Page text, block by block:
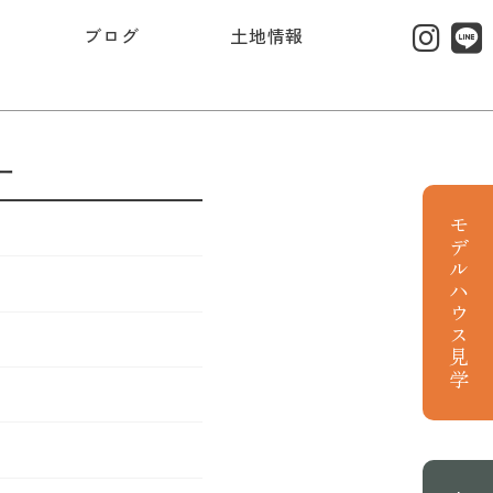
ブログ 土地情報
モデルハウス見学